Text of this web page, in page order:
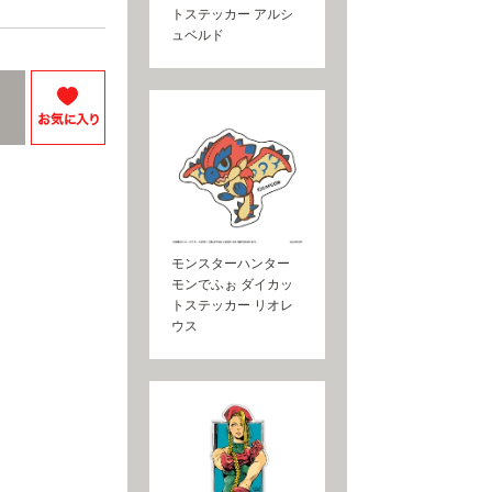
トステッカー アルシ
ュベルド
モンスターハンター
モンでふぉ ダイカッ
トステッカー リオレ
ウス